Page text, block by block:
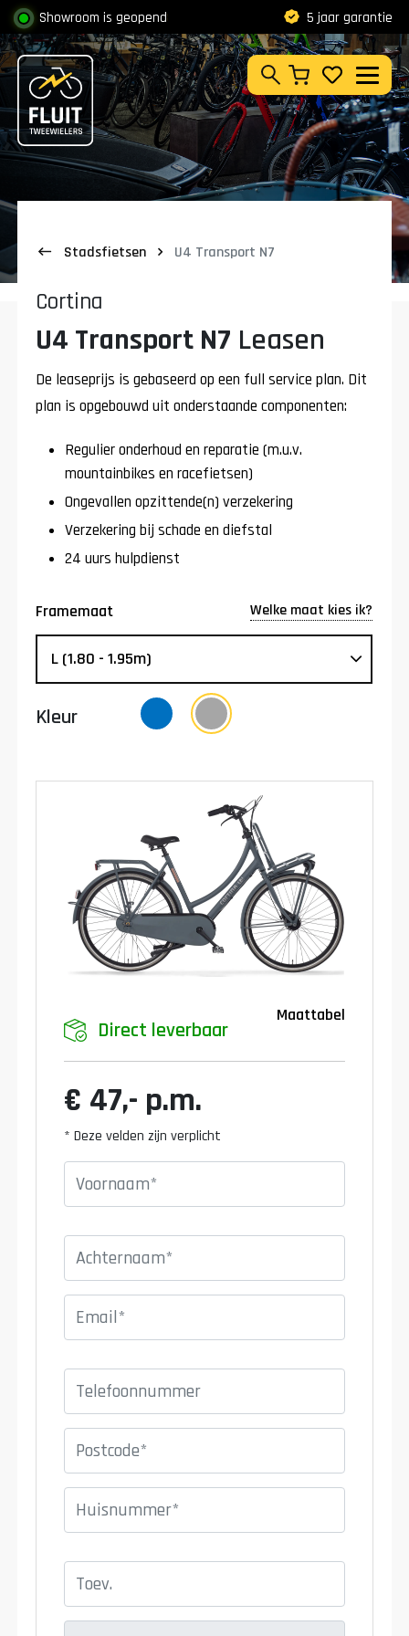
Zoeken
Zoeken
Showroom is geopend
Klantbeoordeling9,8 5 jaar garantie
Stadsfietsen U4 Transport N7
Cortina
U4 Transport N7 Leasen
De leaseprijs is gebaseerd op een full service plan. Dit
plan is opgebouwd uit onderstaande componenten:
Regulier onderhoud en reparatie (m.u.v.
mountainbikes en racefietsen)
Ongevallen opzittende(n) verzekering
Verzekering bij schade en diefstal
24 uurs hulpdienst
Framemaat Welke maat kies ik?
Kleur
Direct leverbaar
Maattabel
€ 47,- p.m.
* Deze velden zijn verplicht